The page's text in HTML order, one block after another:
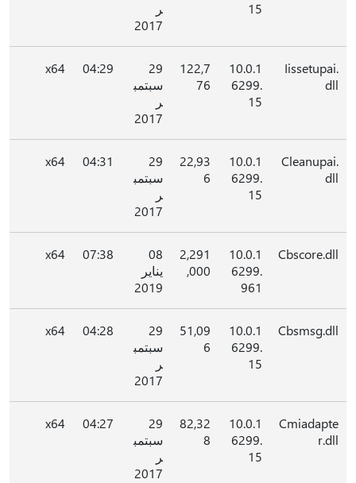
15
ر
2017
Iissetupai.
dll
10.0.1
6299.
15
122,7
76
29
سبتمب
ر
2017
04:29
x64
Cleanupai.
dll
10.0.1
6299.
15
22,93
6
29
سبتمب
ر
2017
04:31
x64
Cbscore.dll
10.0.1
6299.
961
2,291
,000
08
يناير
2019
07:38
x64
Cbsmsg.dll
10.0.1
6299.
15
51,09
6
29
سبتمب
ر
2017
04:28
x64
Cmiadapte
r.dll
10.0.1
6299.
15
82,32
8
29
سبتمب
ر
2017
04:27
x64